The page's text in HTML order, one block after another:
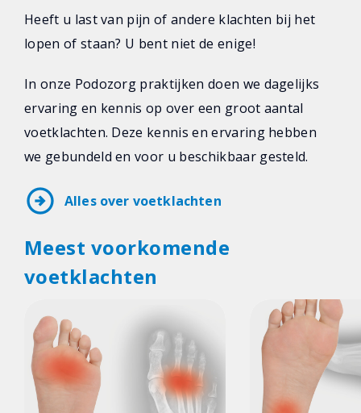
Heeft u last van pijn of andere klachten bij het
lopen of staan? U bent niet de enige!
In onze Podozorg praktijken doen we dagelijks
ervaring en kennis op over een groot aantal
voetklachten. Deze kennis en ervaring hebben
we gebundeld en voor u beschikbaar gesteld.
arrow_circle_right Alles over voetklachten
Meest voorkomende
voetklachten